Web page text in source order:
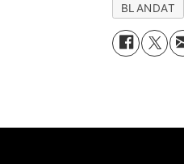
BLANDAT